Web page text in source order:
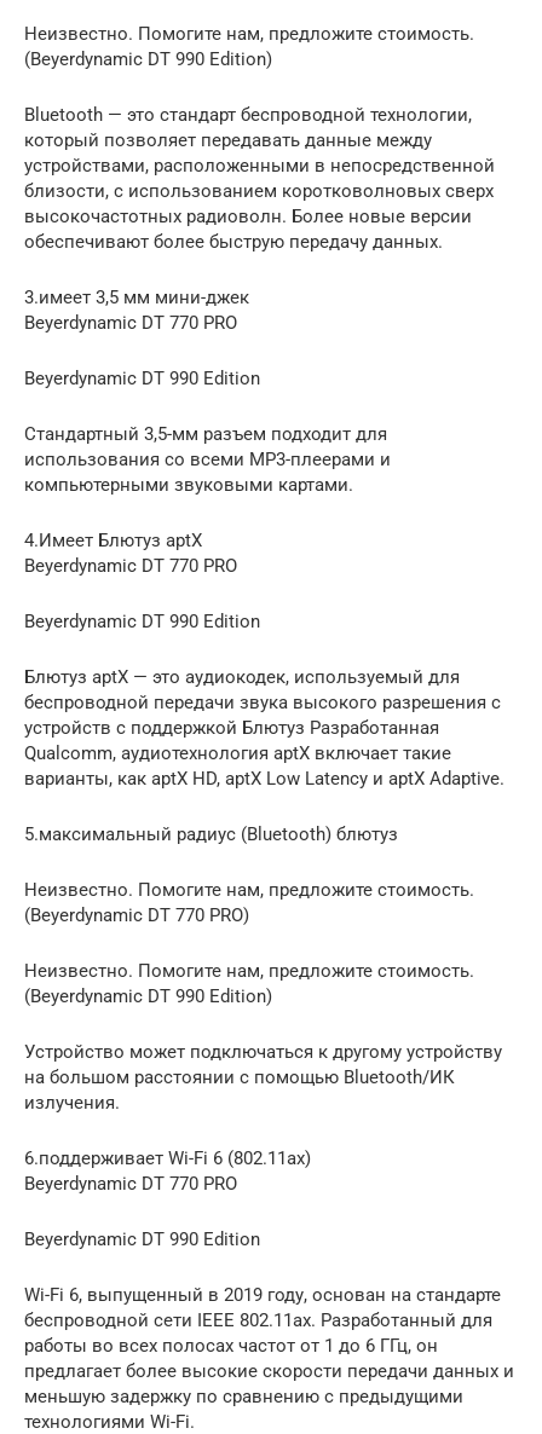
Неизвестно. Помогите нам, предложите стоимость.
(Beyerdynamic DT 990 Edition)
Bluetooth — это стандарт беспроводной технологии,
который позволяет передавать данные между
устройствами, расположенными в непосредственной
близости, с использованием коротковолновых сверх
высокочастотных радиоволн. Более новые версии
обеспечивают более быструю передачу данных.
3.имеет 3,5 мм мини-джек
Beyerdynamic DT 770 PRO
Beyerdynamic DT 990 Edition
Стандартный 3,5-мм разъем подходит для
использования со всеми MP3-плеерами и
компьютерными звуковыми картами.
4.Имеет Блютуз aptX
Beyerdynamic DT 770 PRO
Beyerdynamic DT 990 Edition
Блютуз aptX — это аудиокодек, используемый для
беспроводной передачи звука высокого разрешения с
устройств с поддержкой Блютуз Разработанная
Qualcomm, аудиотехнология aptX включает такие
варианты, как aptX HD, aptX Low Latency и aptX Adaptive.
5.максимальный радиус (Bluetooth) блютуз
Неизвестно. Помогите нам, предложите стоимость.
(Beyerdynamic DT 770 PRO)
Неизвестно. Помогите нам, предложите стоимость.
(Beyerdynamic DT 990 Edition)
Устройство может подключаться к другому устройству
на большом расстоянии с помощью Bluetooth/ИК
излучения.
6.поддерживает Wi-Fi 6 (802.11ax)
Beyerdynamic DT 770 PRO
Beyerdynamic DT 990 Edition
Wi-Fi 6, выпущенный в 2019 году, основан на стандарте
беспроводной сети IEEE 802.11ax. Разработанный для
работы во всех полосах частот от 1 до 6 ГГц, он
предлагает более высокие скорости передачи данных и
меньшую задержку по сравнению с предыдущими
технологиями Wi-Fi.